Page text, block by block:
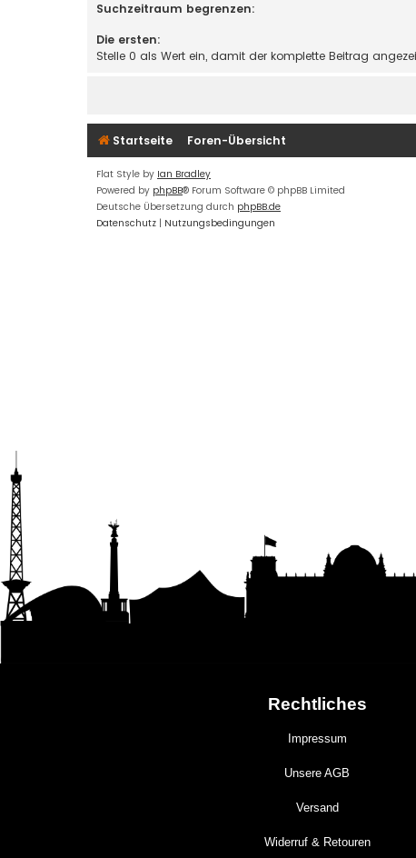
Suchzeitraum begrenzen:
Die ersten:
Stelle 0 als Wert ein, damit der komplette Beitrag
Startseite Foren-Übersicht
Flat Style by Ian Bradley
Powered by phpBB® Forum Software © phpBB Limited
Deutsche Übersetzung durch phpBB.de
Datenschutz | Nutzungsbedingungen
Rechtliches
Impressum
Unsere AGB
Versand
Widerruf & Retouren